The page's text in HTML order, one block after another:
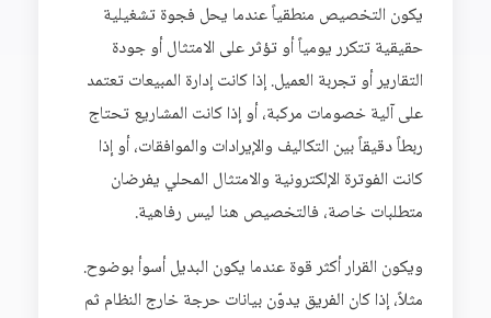
يكون التخصيص منطقياً عندما يحل فجوة تشغيلية
حقيقية تتكرر يومياً أو تؤثر على الامتثال أو جودة
التقارير أو تجربة العميل. إذا كانت إدارة المبيعات تعتمد
على آلية خصومات مركبة، أو إذا كانت المشاريع تحتاج
ربطاً دقيقاً بين التكاليف والإيرادات والموافقات، أو إذا
كانت الفوترة الإلكترونية والامتثال المحلي يفرضان
متطلبات خاصة، فالتخصيص هنا ليس رفاهية.
ويكون القرار أكثر قوة عندما يكون البديل أسوأ بوضوح.
مثلاً، إذا كان الفريق يدوّن بيانات حرجة خارج النظام ثم